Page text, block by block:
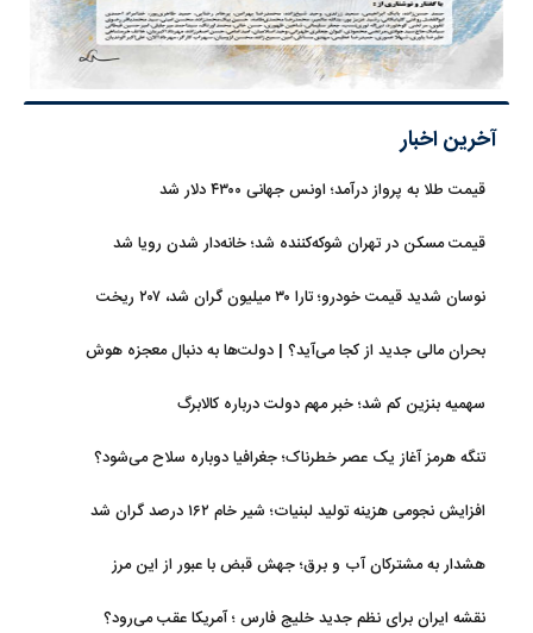
آخرین اخبار
قیمت طلا به پرواز درآمد؛ اونس جهانی ۴۳۰۰ دلار شد
قیمت مسکن در تهران شوکه‌کننده شد؛ خانه‌دار شدن رویا شد
نوسان شدید قیمت خودرو؛ تارا ۳۰ میلیون گران شد، ۲۰۷ ریخت
بحران مالی جدید از کجا می‌آید؟ | دولت‌ها به دنبال معجزه هوش
سهمیه بنزین کم شد؛ خبر مهم دولت درباره کالابرگ
تنگه هرمز آغاز یک عصر خطرناک؛ جغرافیا دوباره سلاح می‌شود؟
افزایش نجومی هزینه تولید لبنیات؛ شیر خام ۱۶۲ درصد گران شد
هشدار به مشترکان آب و برق؛ جهش قبض با عبور از این مرز
نقشه ایران برای نظم جدید خلیج فارس ؛ آمریکا عقب می‌رود؟